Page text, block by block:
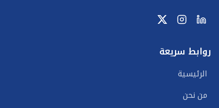
روابط سريعة
الرئيسية
من نحن